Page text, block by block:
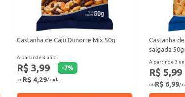
Castanha de Caju Dunorte Mix 50g
A partir de 3 unid.
R$ 3,99 -7%
ouR$ 4,29/ cada
Castanha
salgada 50g
A partir de 3
R$ 5,99
ouR$ 6,99/